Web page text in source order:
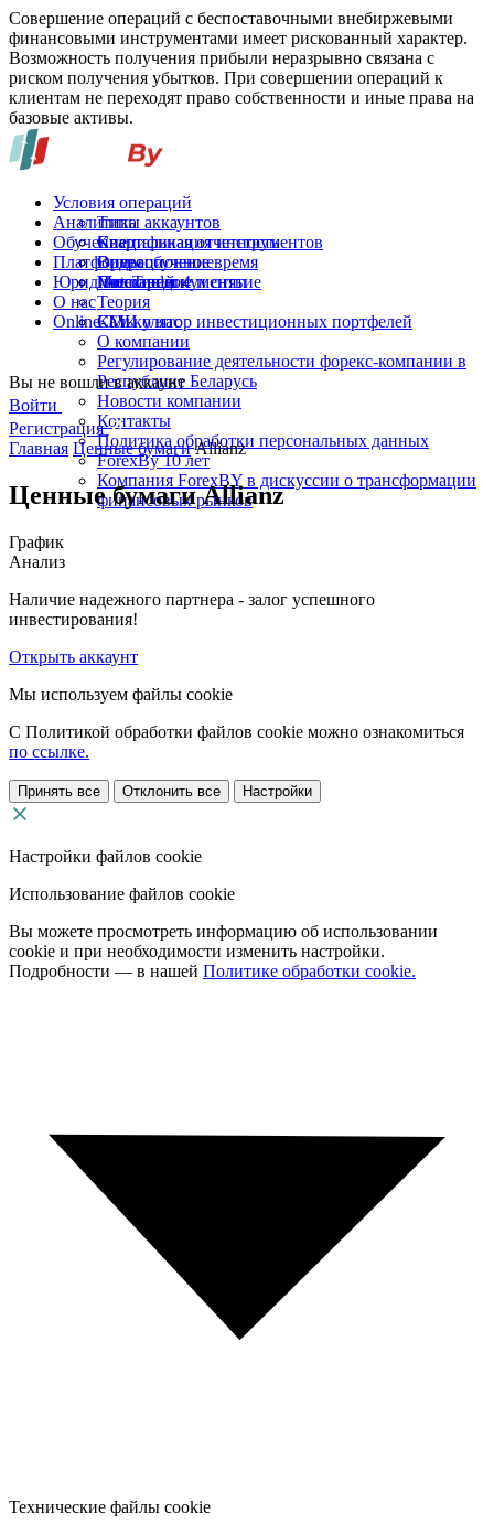
Совершение операций с беспоставочными внебиржевыми
финансовыми инструментами имеет рискованный характер.
Возможность получения прибыли неразрывно связана с
риском получения убытков. При совершении операций к
клиентам не переходят право собственности и иные права на
базовые активы.
Условия операций
Типы аккаунтов
Спецификация инструментов
Операционное время
Пополнение и снятие
Аналитика
Квартальная отчетность
Обучение
Видеообучение
Глоссарий
Теория
Калькулятор инвестиционных портфелей
Платформы
MetaTrader 4
Юридические документы
О нас
СМИ о нас
О компании
Регулирование деятельности форекс-компании в
Республике Беларусь
Новости компании
Контакты
Политика обработки персональных данных
ForexBy 10 лет
Компания ForexBY в дискуссии о трансформации
финансовых рынков
Online-TV
Вы не вошли в аккаунт
Войти
Регистрация
Главная Ценные бумаги Allianz
Ценные бумаги Allianz
График
Анализ
Наличие надежного партнера - залог успешного
инвестирования!
Открыть аккаунт
Мы используем файлы cookie
С Политикой обработки файлов cookie можно ознакомиться
по ссылке.
Принять все Отклонить все Настройки
Настройки файлов cookie
Использование файлов cookie
Вы можете просмотреть информацию об использовании
cookie и при необходимости изменить настройки.
Подробности — в нашей Политике обработки cookie.
Технические файлы cookie